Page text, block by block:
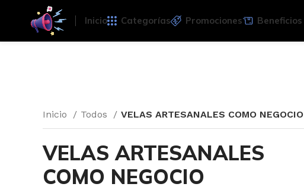
Inicio Categorías Promociones Beneficios
Inicio Todos VELAS ARTESANALES COMO NEGOCIO
VELAS ARTESANALES
COMO NEGOCIO